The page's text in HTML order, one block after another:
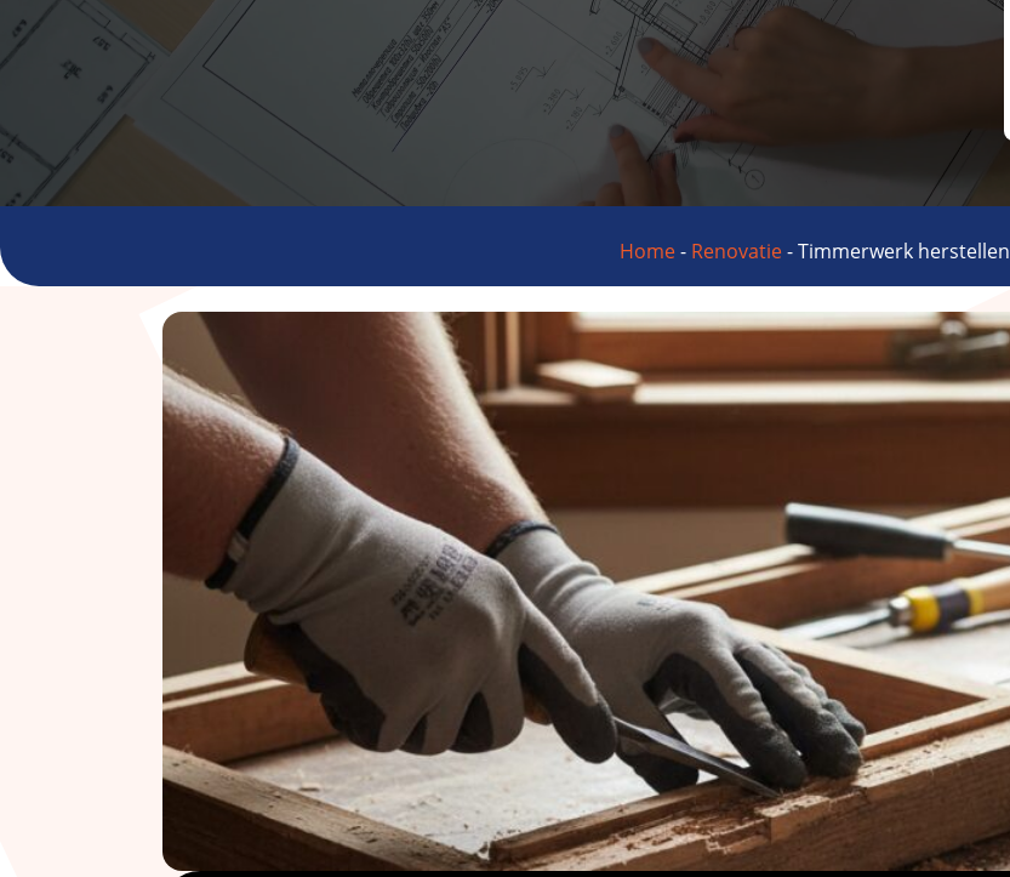
Home- Renovatie-Timmerwerk herstellen